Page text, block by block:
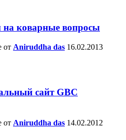
на коварные вопросы
от Aniruddha das 16.02.2013
сайт GBC
от Aniruddha das 14.02.2012